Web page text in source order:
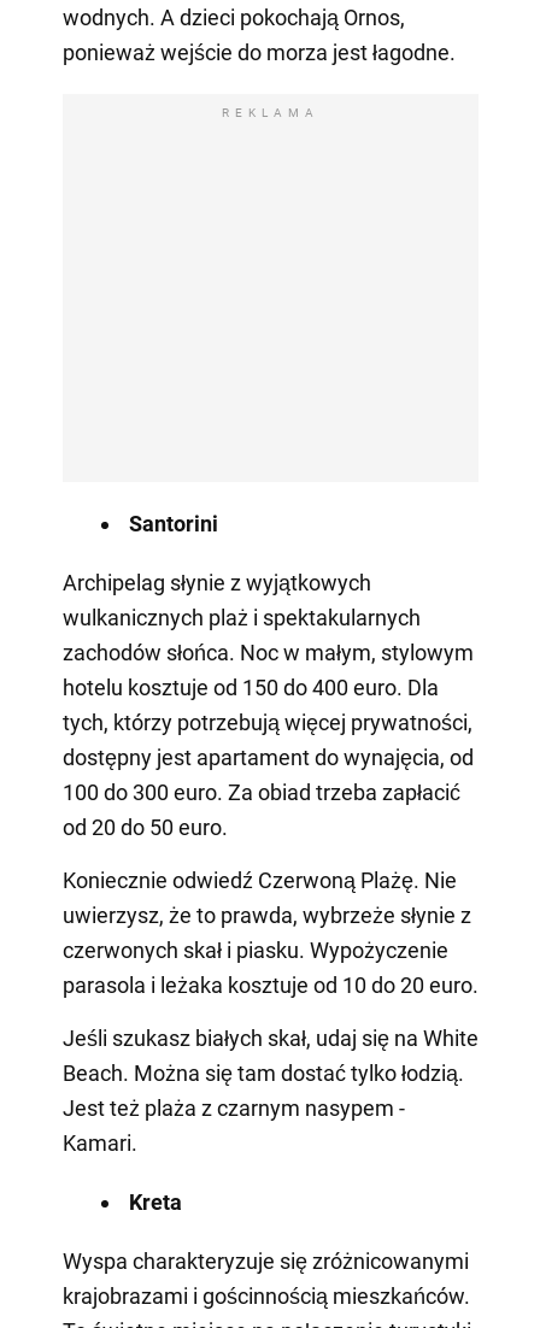
wodnych. A dzieci pokochają Ornos,
ponieważ wejście do morza jest łagodne.
REKLAMA
Santorini
Archipelag słynie z wyjątkowych
wulkanicznych plaż i spektakularnych
zachodów słońca. Noc w małym, stylowym
hotelu kosztuje od 150 do 400 euro. Dla
tych, którzy potrzebują więcej prywatności,
dostępny jest apartament do wynajęcia, od
100 do 300 euro. Za obiad trzeba zapłacić
od 20 do 50 euro.
Koniecznie odwiedź Czerwoną Plażę. Nie
uwierzysz, że to prawda, wybrzeże słynie z
czerwonych skał i piasku. Wypożyczenie
parasola i leżaka kosztuje od 10 do 20 euro.
Jeśli szukasz białych skał, udaj się na White
Beach. Można się tam dostać tylko łodzią.
Jest też plaża z czarnym nasypem -
Kamari.
Kreta
Wyspa charakteryzuje się zróżnicowanymi
krajobrazami i gościnnością mieszkańców.